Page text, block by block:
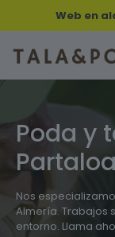
Web en
Poda y
Nos
Almería. Trabajos
entorno. Llama